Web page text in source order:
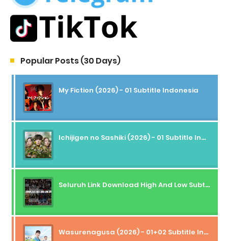
Popular Posts (30 Days)
My Fiction (2026) - 01 Subtitle Indonesia
Ichijigen no Sashiki (2026) - 01 Subtitle Indonesia
Seluruh Link Download High And Low Subtitle Indonesia
Wasurenagusa (2026) - 01+02 Subtitle Indonesia